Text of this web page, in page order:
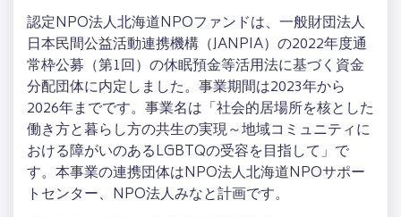
認定NPO法人北海道NPOファンドは、一般財団法人
日本民間公益活動連携機構（JANPIA）の2022年度通
常枠公募（第1回）の休眠預金等活用法に基づく資金
分配団体に内定しました。事業期間は2023年から
2026年までです。事業名は「社会的居場所を核とした
働き方と暮らし方の共生の実現～地域コミュニティに
おける障がいのあるLGBTQの受容を目指して」で
す。本事業の連携団体はNPO法人北海道NPOサポー
トセンター、NPO法人みなと計画です。